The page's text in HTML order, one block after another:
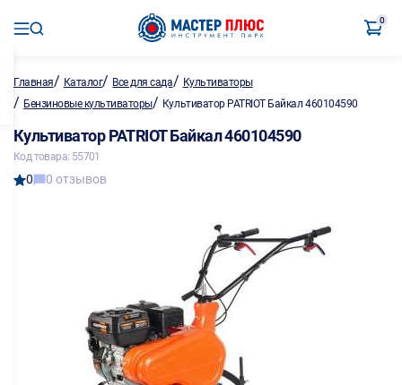
0
Главная/ Каталог/ Все для сада/ Культиваторы
/ Бензиновые культиваторы/ Культиватор PATRIOT Байкал 460104590
Культиватор PATRIOT Байкал 460104590
Код товара: 55701
0 0 отзывов